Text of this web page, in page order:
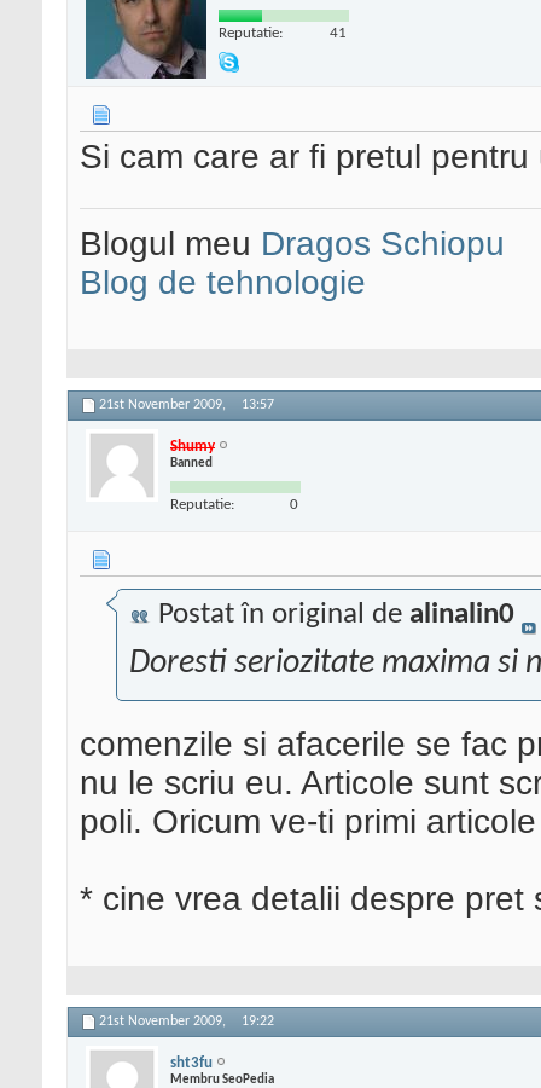
Reputatie: 41
Si cam care ar fi pretul
Blogul meu Dragos Schiopu
Blog de tehnologie
21st November 2009, 13:57
Shumy
Banned
Reputatie: 0
Postat în original de alinalin0
Doresti seriozitate maxima si
comenzile si afacerile se fac
nu le scriu eu. Articole sunt
poli. Oricum ve-ti primi
* cine vrea detalii despre pret
21st November 2009, 19:22
sht3fu
Membru SeoPedia